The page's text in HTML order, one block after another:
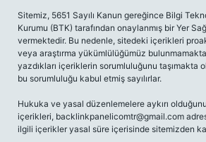
Sitemiz, 5651 Sayılı Kanun gereğince Bilgi
Kurumu (BTK) tarafından onaylanmış bir Yer
vermektedir. Bu nedenle, sitedeki içerikleri
veya araştırma yükümlülüğümüz
yazdıkları içeriklerin sorumluluğunu taşımakta
bu sorumluluğu kabul etmiş sayılırlar.
Hukuka ve yasal düzenlemelere aykırı
içerikleri, backlinkpanelicomtr@gmail.com
ilgili içerikler yasal süre içerisinde sitemizden